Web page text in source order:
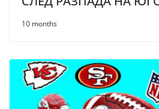
10 months